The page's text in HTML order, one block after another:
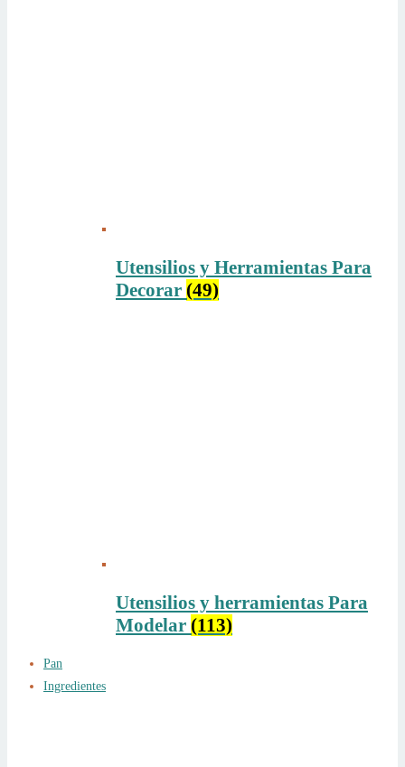
Utensilios y Herramientas Para
Decorar (49)
Utensilios y herramientas Para
Modelar (113)
Pan
Ingredientes